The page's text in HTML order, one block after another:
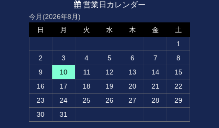
営業日カレンダー
今月(2026年8月)
日
月 火 水 木 金
土
1
2
3 4 5 6 7
8
9
10 11 12 13 14
15
16
17 18 19 20 21
22
23
24 25 26 27 28
29
30
31